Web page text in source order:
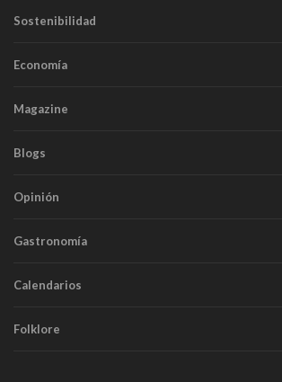
Sostenibilidad
Economía
Magazine
Blogs
Opinión
Gastronomía
Calendarios
Folklore